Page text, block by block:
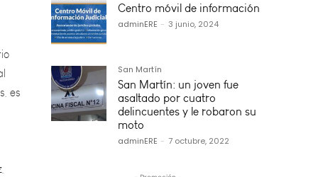
Centro móvil de información
adminERE - 3 junio, 2024
San Martín
San Martín: un joven fue
asaltado por cuatro
delincuentes y le robaron su
moto
adminERE - 7 octubre, 2022